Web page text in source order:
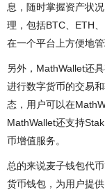
息，随时掌握资产状
理，包括BTC、ETH
在一个平台上方便地
另外，MathWallet还
进行数字货币的交易
态，用户可以在
MathWallet还支持
币增值服务。
总的来说麦子钱包代
货币钱包，为用户提